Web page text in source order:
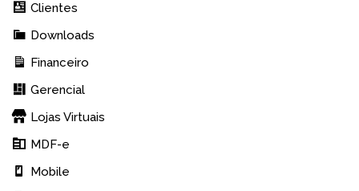
Clientes
Downloads
Financeiro
Gerencial
Lojas Virtuais
MDF-e
Mobile